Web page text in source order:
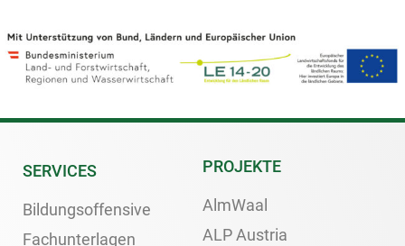
SERVICES
Bildungsoffensive
Fachunterlagen
PROJEKTE
AlmWaal
ALP Austria